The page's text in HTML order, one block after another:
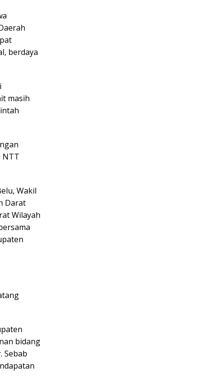
berdaya
masih
NTT
Wakil
Darat
Wilayah
bidang
Sebab